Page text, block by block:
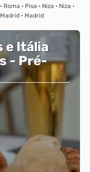
· Pisa · Niza · Niza ·
· Madrid
e Itália
- Pré-